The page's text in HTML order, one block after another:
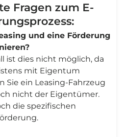
Fragen zum E-
und eine Förderung
ist dies nicht möglich, da
mit Eigentum
Sie ein Leasing-Fahrzeug
nicht der Eigentümer.
die spezifischen